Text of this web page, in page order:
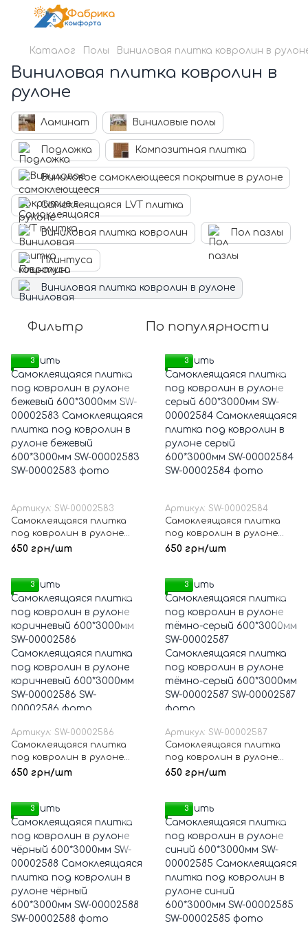
Каталог Полы Виниловая плитка ковролин в
Виниловая плитка ковролин в
рулоне
Ламинат Виниловые полы
Подложка Композитная плитка
Виниловое самоклеющееся покрытие в рулоне
Самоклеящаяся LVT плитка
Виниловая плитка ковролин Пол пазлы
Плинтуса
Виниловая плитка ковролин в рулоне
Фильтр По популярности
3
Артикул: SW-00002583
Самоклеящаяся плитка
под ковролин в рулоне
бежевый 600*3000мм SW-
650 грн/шт
3
Артикул: SW-00002584
Самоклеящаяся плитка
под ковролин в рулоне
серый 600*3000мм SW-
650 грн/шт
3
Артикул: SW-00002586
Самоклеящаяся плитка
под ковролин в рулоне
коричневый 600*3000мм
650 грн/шт
3
Артикул: SW-00002587
Самоклеящаяся плитка
под ковролин в рулоне
тёмно-серый 600*3000мм
650 грн/шт
3 3